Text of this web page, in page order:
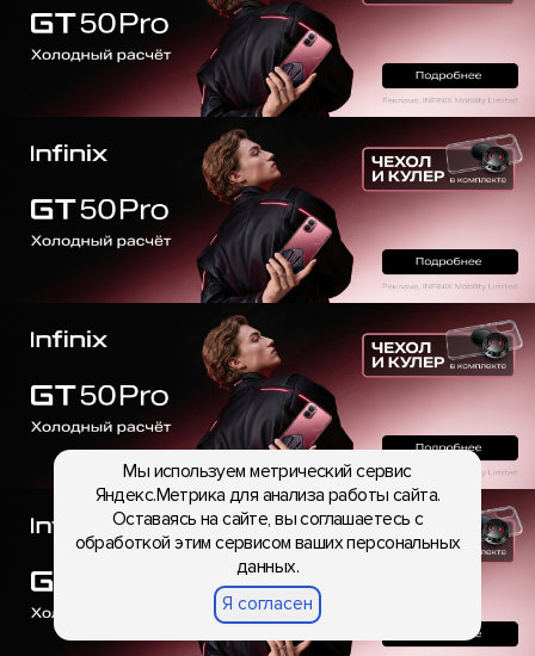
Мы используем метрический сервис
Яндекс.Метрика для анализа работы сайта.
Оставаясь на сайте, вы соглашаетесь с
обработкой этим сервисом ваших персональных
данных.
Я согласен